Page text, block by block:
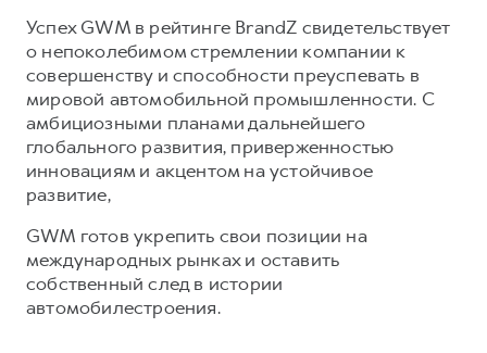
Успех GWM в рейтинге BrandZ свидетельствует
о непоколебимом стремлении компании к
совершенству и способности преуспевать в
мировой автомобильной промышленности. С
амбициозными планами дальнейшего
глобального развития, приверженностью
инновациям и акцентом на устойчивое
развитие,
GWM готов укрепить свои позиции на
международных рынках и оставить
собственный след в истории
автомобилестроения.